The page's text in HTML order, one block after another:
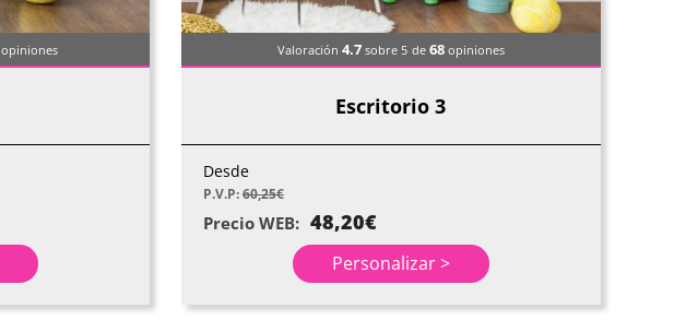
opiniones Valoración 4.7sobre 5 de 68opiniones
Escritorio 3
Desde
P.V.P:60,25€
Precio WEB: 48,20€
Personalizar >